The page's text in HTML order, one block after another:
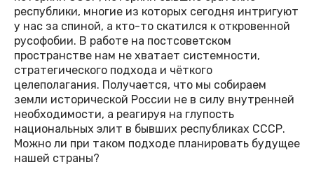
республики, многие из которых сегодня интригуют
у нас за спиной, а кто-то скатился к откровенной
русофобии. В работе на постсоветском
пространстве нам не хватает системности,
стратегического подхода и чёткого
целеполагания. Получается, что мы собираем
земли исторической России не в силу внутренней
необходимости, а реагируя на глупость
национальных элит в бывших республиках СССР.
Можно ли при таком подходе планировать будущее
нашей страны?